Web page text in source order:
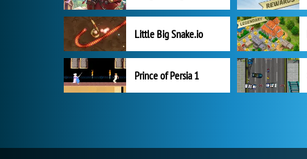
Little Big Snake.io
Prince of Persia 1